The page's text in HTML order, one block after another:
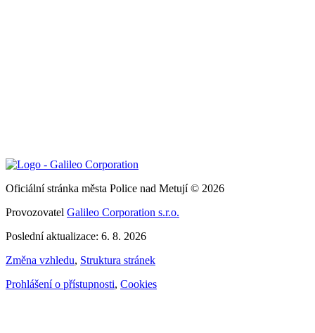
Oficiální stránka města Police nad Metují © 2026
Provozovatel Galileo Corporation s.r.o.
Poslední aktualizace: 6. 8. 2026
Změna vzhledu, Struktura stránek
Prohlášení o přístupnosti, Cookies